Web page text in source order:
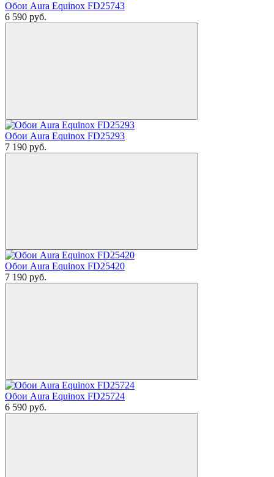
Обои Aura Equinox FD25743
6 590 руб.
Обои Aura Equinox FD25293
7 190 руб.
Обои Aura Equinox FD25420
7 190 руб.
Обои Aura Equinox FD25724
6 590 руб.